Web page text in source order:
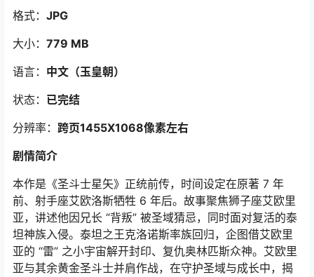
格式： JPG
大小： 779 MB
语言： 中文（玉皇朝）
状态： 已完结
分辨率： 跨页1455X1068像素左右
剧情简介
本作是《圣斗士星矢》正统前传，时间设定在原著 7 年
前、射手座艾欧洛斯牺牲 6 年后。故事聚焦狮子座艾欧里
亚，讲述他因兄长 “背叛” 被圣域猜忌，同时面对复活的泰
坦神族入侵。泰坦之王克洛诺斯率族回归，企图借艾欧里
亚的 “雷” 之小宇宙解开封印、复仇奥林匹斯众神。艾欧里
亚与其余黄金圣斗士并肩作战，在守护圣域与成长中，揭